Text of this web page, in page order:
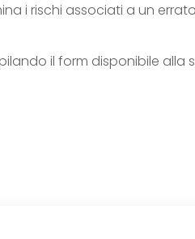
i rischi associati a un
il form disponibile